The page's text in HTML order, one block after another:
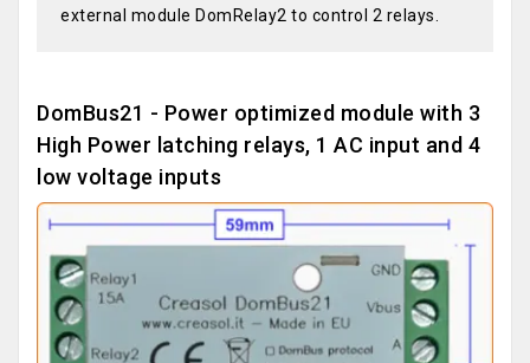
external module DomRelay2 to control 2 relays.
DomBus21 - Power optimized module with 3
High Power latching relays, 1 AC input and 4
low voltage inputs